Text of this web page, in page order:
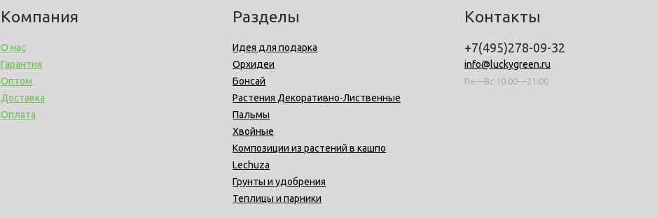
Компания
О нас
Гарантия
Оптом
Доставка
Оплата
Разделы
Идея для подарка
Орхидеи
Бонсай
Растения Декоративно-Лиственные
Пальмы
Хвойные
Композиции из растений в кашпо
Lechuza
Грунты и удобрения
Теплицы и парники
Контакты
+7(495)278-09-32
info@luckygreen.ru
Пн—Вс 10:00—21:00